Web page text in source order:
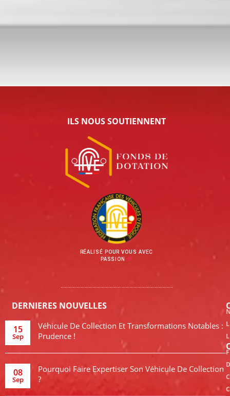
ILS NOUS SOUTIENNENT
RÉALISÉ POUR VOUS AVEC
PASSION
DERNIERES NOUVELLES
15
Sep
Véhicule De Collection Et Transformations Notables :
Prudence !
08
Sep
Pourquoi Faire Expertiser Son Véhicule De Collection
?